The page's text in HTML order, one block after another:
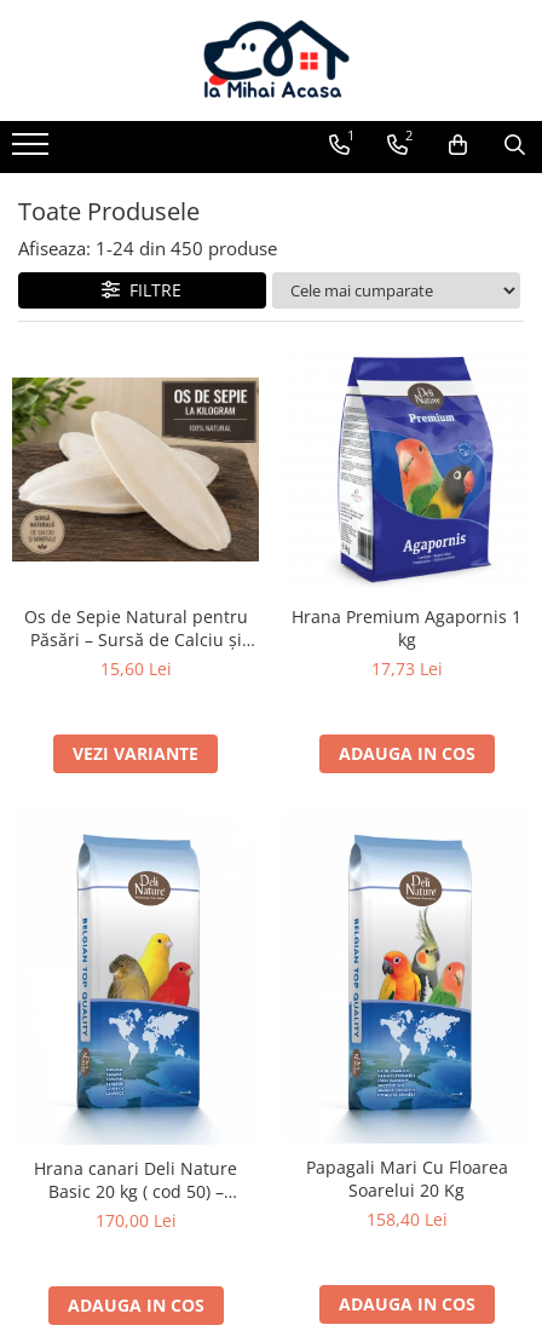
Pachete promotionale
Pachete promotionale
Pachete promotionale
Test gratuit 1 2
Toate Produsele
Afiseaza: 1-24 din 450 produse
FILTRE
Os de Sepie Natural pentru
Păsări – Sursă de Calciu și
Minerale - 100 grame
15,60 Lei
VEZI VARIANTE
Hrana Premium Agapornis 1
kg
17,73 Lei
ADAUGA IN COS
Hrana canari Deli Nature
Basic 20 kg ( cod 50) –
amestec seminte pentru
170,00 Lei
ADAUGA IN COS
Papagali Mari Cu Floarea
Soarelui 20 Kg
158,40 Lei
ADAUGA IN COS